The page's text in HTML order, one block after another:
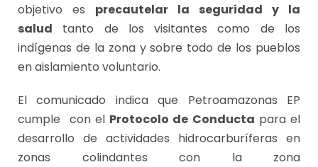
objetivo es precautelar la seguridad y la
salud tanto de los visitantes como de los
indígenas de la zona y sobre todo de los pueblos
en aislamiento voluntario.
El comunicado indica que Petroamazonas EP
cumple con el Protocolo de Conducta para el
desarrollo de actividades hidrocarburíferas en
zonas colindantes con la zona